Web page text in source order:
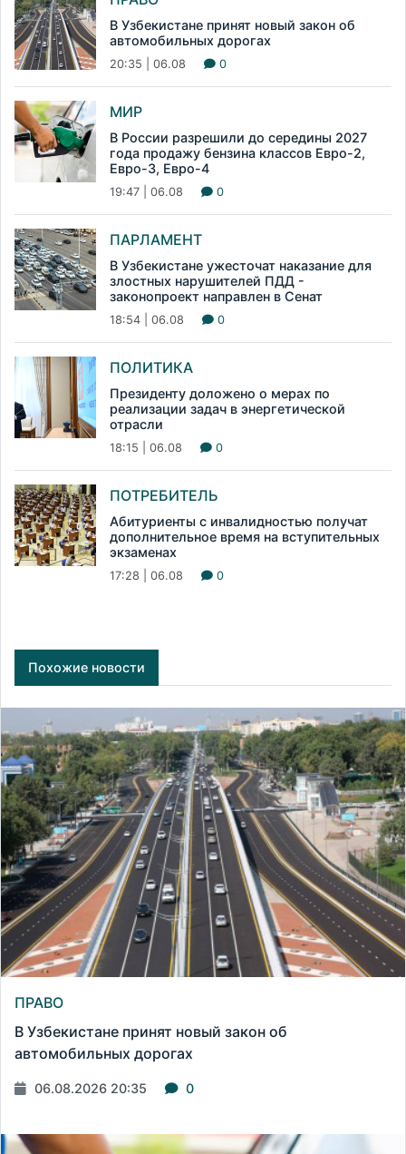
В Узбекистане принят новый закон об
автомобильных дорогах
20:35 | 06.08 0
МИР
В России разрешили до середины 2027
года продажу бензина классов Евро-2,
Евро-3, Евро-4
19:47 | 06.08 0
ПАРЛАМЕНТ
В Узбекистане ужесточат наказание для
злостных нарушителей ПДД -
законопроект направлен в Сенат
18:54 | 06.08 0
ПОЛИТИКА
Президенту доложено о мерах по
реализации задач в энергетической
отрасли
18:15 | 06.08 0
ПОТРЕБИТЕЛЬ
Абитуриенты с инвалидностью получат
дополнительное время на вступительных
экзаменах
17:28 | 06.08 0
Похожие новости
ПРАВО
В Узбекистане принят новый закон об
автомобильных дорогах
06.08.2026 20:35 0